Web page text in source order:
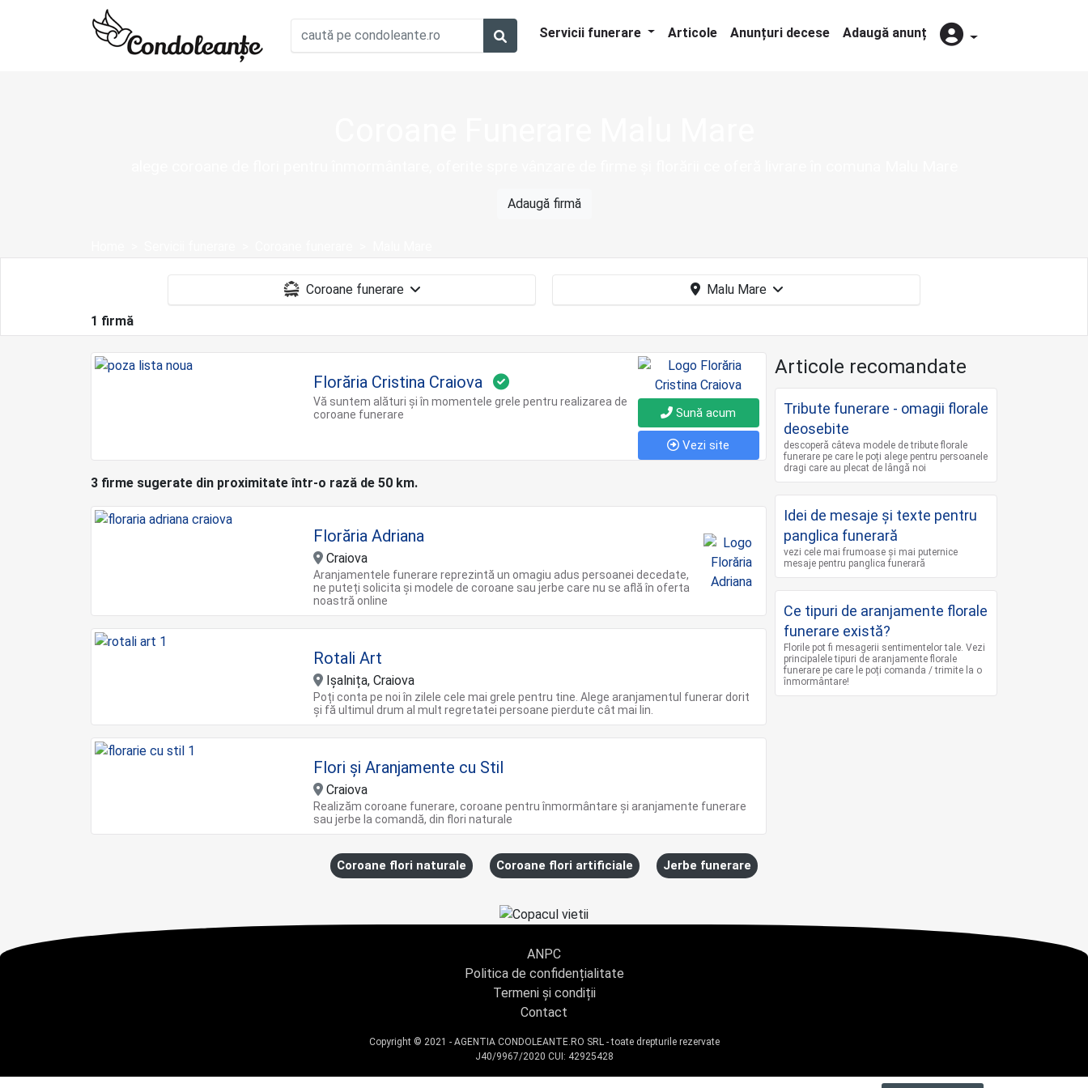
Servicii funerare Articole Anunțuri decese Adaugă anunț
Adaugă firmă
1 firmă
Florăria Cristina Craiova
Vă suntem alături și în momentele grele pentru realizarea de
coroane funerare
Sună acum
Vezi site
3 firme sugerate din proximitate într-o rază de 50 km.
Florăria Adriana
Craiova
Aranjamentele funerare reprezintă un omagiu adus persoanei decedate,
ne puteți solicita și modele de coroane sau jerbe care nu se află în oferta
noastră online
Rotali Art
Ișalnița, Craiova
Poți conta pe noi în zilele cele mai grele pentru tine. Alege aranjamentul funerar dorit
și fă ultimul drum al mult regretatei persoane pierdute cât mai lin.
Flori și Aranjamente cu Stil
Craiova
Realizăm coroane funerare, coroane pentru înmormântare și aranjamente funerare
sau jerbe la comandă, din flori naturale
Articole recomandate
Tribute funerare - omagii florale
deosebite
descoperă câteva modele de tribute florale
funerare pe care le poți alege pentru persoanele
dragi care au plecat de lângă noi
Idei de mesaje și texte pentru
panglica funerară
vezi cele mai frumoase și mai puternice
mesaje pentru panglica funerară
Ce tipuri de aranjamente florale
funerare există?
Florile pot fi mesagerii sentimentelor tale. Vezi
principalele tipuri de aranjamente florale
funerare pe care le poți comanda / trimite la o
înmormântare!
Coroane flori naturale Coroane flori artificiale Jerbe funerare
ANPC
Politica de confidențialitate
Termeni și condiții
Contact
Copyright © 2021 - AGENTIA CONDOLEANTE.RO SRL - toate drepturile rezervate
J40/9967/2020 CUI: 42925428